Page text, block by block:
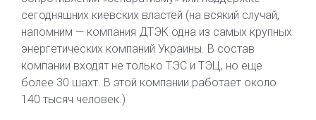
сегодняшних киевских властей (на всякий случай,
напомним — компания ДТЭК одна из самых крупных
энергетических компаний Украины. В состав
компании входят не только ТЭС и ТЭЦ, но еще
более 30 шахт. В этой компании работает около
140 тысяч человек.)